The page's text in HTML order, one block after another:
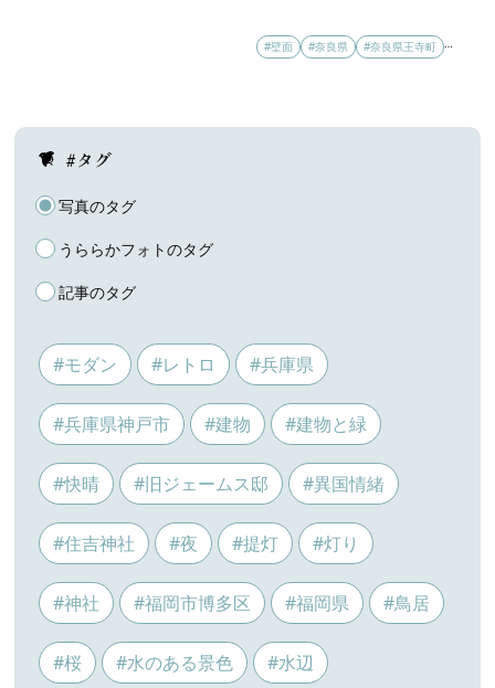
#壁面 #奈良県 #奈良県王寺町
#タグ
写真のタグ
うららかフォトのタグ
記事のタグ
#モダン #レトロ #兵庫県
#兵庫県神戸市 #建物 #建物と緑
#快晴 #旧ジェームス邸 #異国情緒
#住吉神社 #夜 #提灯 #灯り
#神社 #福岡市博多区 #福岡県 #鳥居
#桜 #水のある景色 #水辺